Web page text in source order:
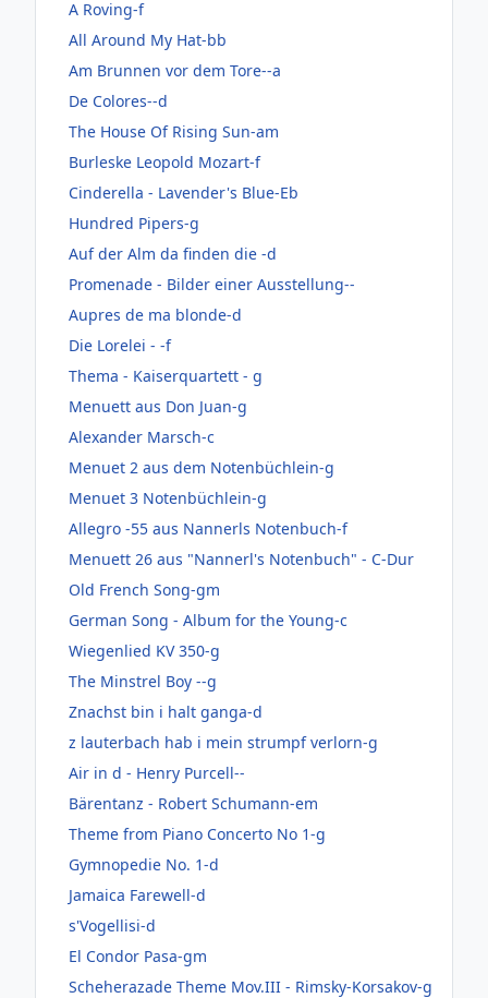
A Roving-f
All Around My Hat-bb
Am Brunnen vor dem Tore--a
De Colores--d
The House Of Rising Sun-am
Burleske Leopold Mozart-f
Cinderella - Lavender's Blue-Eb
Hundred Pipers-g
Auf der Alm da finden die -d
Promenade - Bilder einer Ausstellung--
Aupres de ma blonde-d
Die Lorelei - -f
Thema - Kaiserquartett - g
Menuett aus Don Juan-g
Alexander Marsch-c
Menuet 2 aus dem Notenbüchlein-g
Menuet 3 Notenbüchlein-g
Allegro -55 aus Nannerls Notenbuch-f
Menuett 26 aus "Nannerl's Notenbuch" - C-Dur
Old French Song-gm
German Song - Album for the Young-c
Wiegenlied KV 350-g
The Minstrel Boy --g
Znachst bin i halt ganga-d
z lauterbach hab i mein strumpf verlorn-g
Air in d - Henry Purcell--
Bärentanz - Robert Schumann-em
Theme from Piano Concerto No 1-g
Gymnopedie No. 1-d
Jamaica Farewell-d
s'Vogellisi-d
El Condor Pasa-gm
Scheherazade Theme Mov.III - Rimsky-Korsakov-g